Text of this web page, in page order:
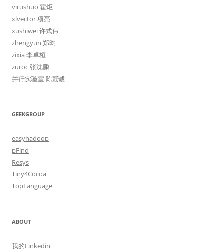
virushuo 霍炬
xlvector 项亮
xushiwei 许式伟
zhengyun 郑昀
zixia 李卓桓
zuroc 张沈鹏
并行实验室 陈冠诚
GEEKGROUP
easyhadoop
pFind
Resys
Tiny4Cocoa
TopLanguage
ABOUT
我的Linkedin